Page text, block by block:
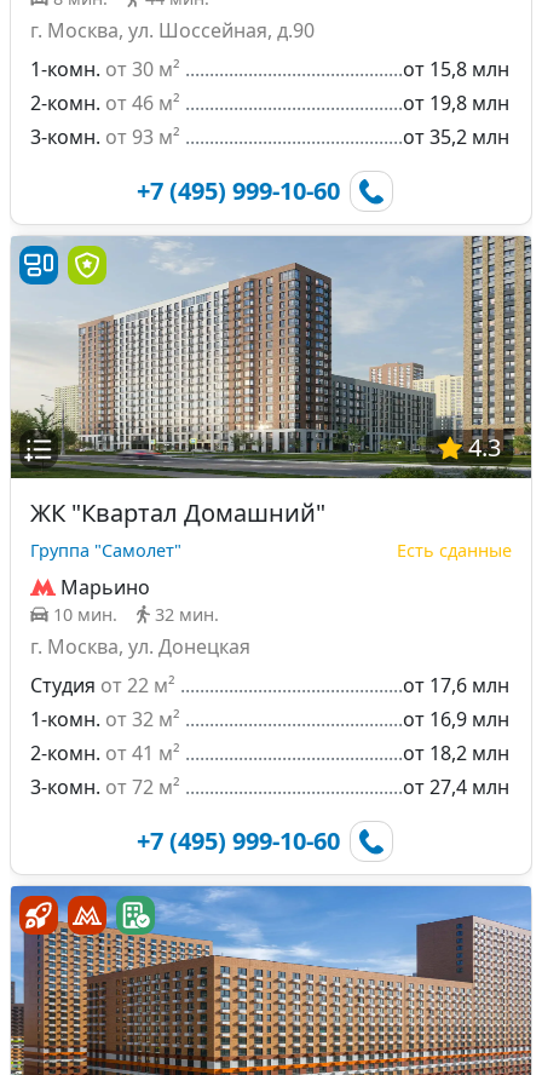
г. Москва, ул. Шоссейная, д.90
1-комн. от 30 м²
от 15,8 млн
2-комн. от 46 м²
от 19,8 млн
3-комн. от 93 м² от 35,2 млн
+7 (495) 999-10-60
4.3
ЖК "Квартал Домашний"
Группа "Самолет" Есть сданные
Марьино
10 мин. 32 мин.
г. Москва, ул. Донецкая
Студия от 22 м²
от 17,6 млн
1-комн. от 32 м²
от 16,9 млн
2-комн. от 41 м²
от 18,2 млн
3-комн. от 72 м² от 27,4 млн
+7 (495) 999-10-60